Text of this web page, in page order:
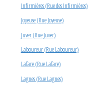
Infirmières (Rue des Infirmières)
Joyeuse (Rue Joyeuse)
Juver (Rue Juver)
Laboureur (Rue Laboureur)
Lafare (Rue Lafare)
Lagnes (Rue Lagnes)